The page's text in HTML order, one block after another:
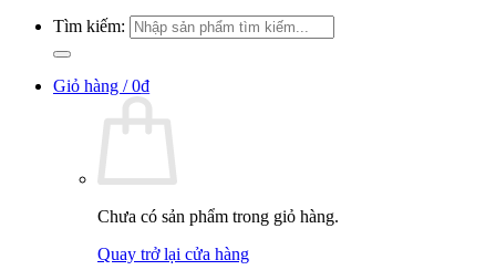
Tìm kiếm:
Giỏ hàng /0₫
Chưa có sản phẩm trong giỏ hàng.
Quay trở lại cửa hàng